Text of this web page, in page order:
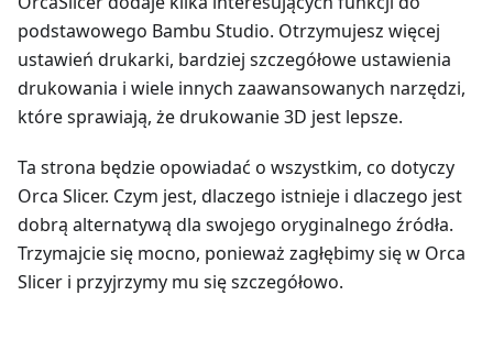
podstawowego Bambu Studio. Otrzymujesz więcej
ustawień drukarki, bardziej szczegółowe ustawienia
drukowania i wiele innych zaawansowanych narzędzi,
które sprawiają, że drukowanie 3D jest lepsze.
Ta strona będzie opowiadać o wszystkim, co dotyczy
Orca Slicer. Czym jest, dlaczego istnieje i dlaczego jest
dobrą alternatywą dla swojego oryginalnego źródła.
Trzymajcie się mocno, ponieważ zagłębimy się w Orca
Slicer i przyjrzymy mu się szczegółowo.